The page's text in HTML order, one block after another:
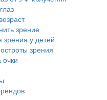
зрение
зрения у детей
зрения
очки